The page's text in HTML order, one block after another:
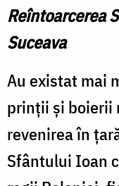
Reîntoarcerea
Suceava
Au existat mai
prinții și boierii
revenirea în
Sfântului Ioan